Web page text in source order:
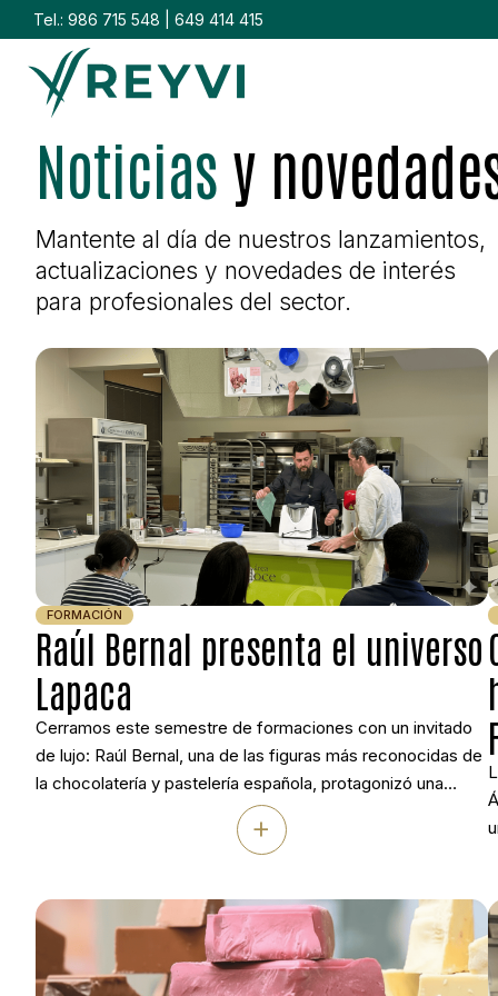
Tel.: 986 715 548 649 414 415
Noticias y
Mantente al día de nuestros lanzamientos,
actualizaciones y novedades de interés
para profesionales del sector.
Raúl Bernal presenta el universo
Lapaca
FORMACIÓN
Cerramos este semestre de formaciones con un invitado
de lujo: Raúl Bernal, una de las figuras más reconocidas de
la chocolatería y pastelería española, protagonizó una
jornada dedicada al universo creativo de Lapaca. El
maestro pastelero y chocolatero, distinguido con algunos
compartió su visión sobre el producto artesano […]
+